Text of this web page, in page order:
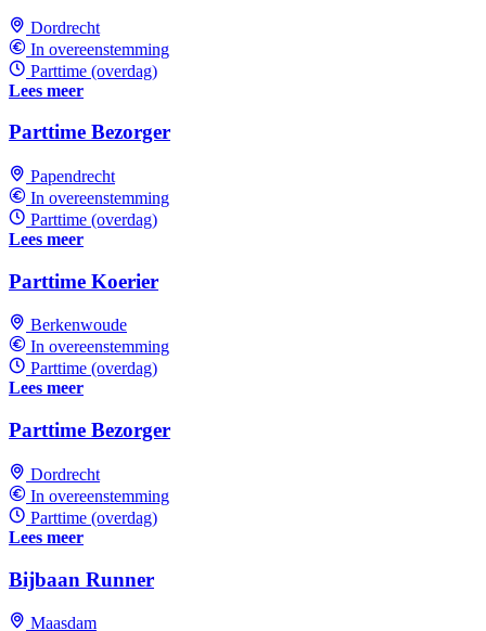
Dordrecht
In overeenstemming
Parttime (overdag)
Lees meer
Parttime Bezorger
Papendrecht
In overeenstemming
Parttime (overdag)
Lees meer
Parttime Koerier
Berkenwoude
In overeenstemming
Parttime (overdag)
Lees meer
Parttime Bezorger
Dordrecht
In overeenstemming
Parttime (overdag)
Lees meer
Bijbaan Runner
Maasdam